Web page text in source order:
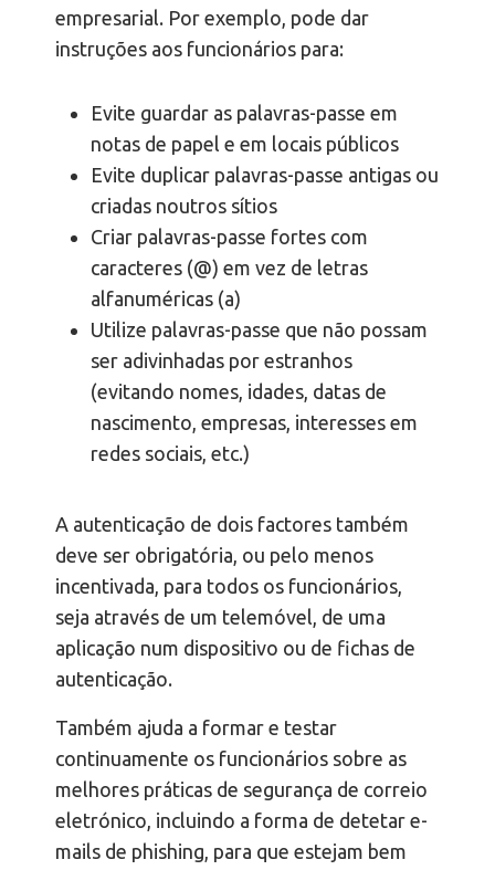
empresarial. Por exemplo, pode dar
instruções aos funcionários para:
Evite guardar as palavras-passe em
notas de papel e em locais públicos
Evite duplicar palavras-passe antigas ou
criadas noutros sítios
Criar palavras-passe fortes com
caracteres (@) em vez de letras
alfanuméricas (a)
Utilize palavras-passe que não possam
ser adivinhadas por estranhos
(evitando nomes, idades, datas de
nascimento, empresas, interesses em
redes sociais, etc.)
A autenticação de dois factores também
deve ser obrigatória, ou pelo menos
incentivada, para todos os funcionários,
seja através de um telemóvel, de uma
aplicação num dispositivo ou de fichas de
autenticação.
Também ajuda a formar e testar
continuamente os funcionários sobre as
melhores práticas de segurança de correio
eletrónico, incluindo a forma de detetar e-
mails de phishing, para que estejam bem